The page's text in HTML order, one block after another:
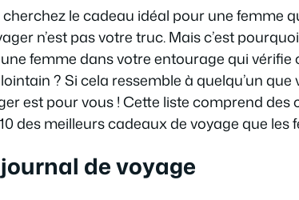
le cadeau idéal pour une femme
n’est pas votre truc. Mais c’est
femme dans votre entourage qui
? Si cela ressemble à quelqu’un
est pour vous ! Cette liste comprend des
des meilleurs cadeaux de voyage que les
de voyage